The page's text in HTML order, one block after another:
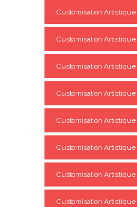
Customisation
Customisation
Customisation Artistique
Customisation
Customisation Artistique
Customisation Artistique
Customisation Artistique
Customisation Artistique